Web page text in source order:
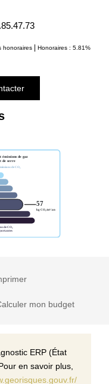
honoraires | Honoraires : 5.81%
mon budget
ERP (État
en savoir plus,